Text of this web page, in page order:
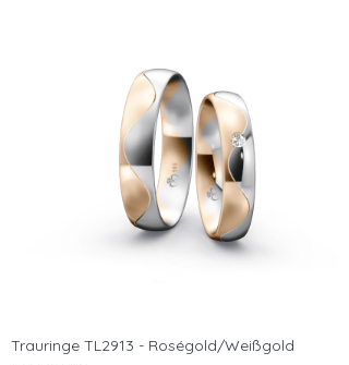
Trauringe TL2913 - Roségold/Weißgold